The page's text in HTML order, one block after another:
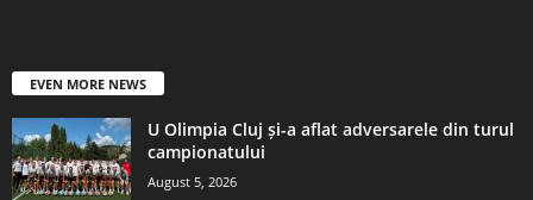
EVEN MORE NEWS
U Olimpia Cluj și-a aflat adversarele din turul
campionatului
August 5, 2026